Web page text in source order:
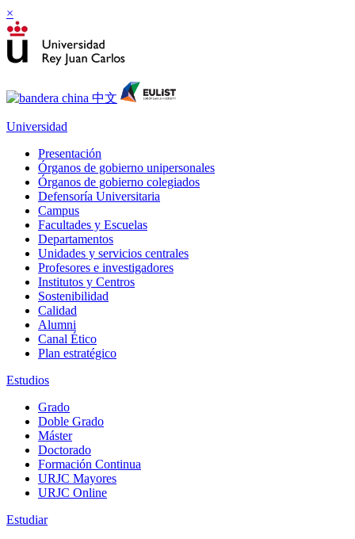
×
Universidad
Presentación
Órganos de gobierno unipersonales
Órganos de gobierno colegiados
Defensoría Universitaria
Campus
Facultades y Escuelas
Departamentos
Unidades y servicios centrales
Profesores e investigadores
Institutos y Centros
Sostenibilidad
Calidad
Alumni
Canal Ético
Plan estratégico
Estudios
Grado
Doble Grado
Máster
Doctorado
Formación Continua
URJC Mayores
URJC Online
Estudiar